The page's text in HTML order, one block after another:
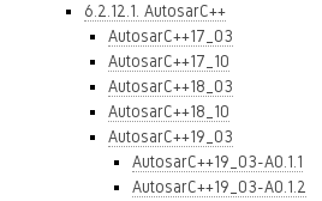
6.2.12.1. AutosarC++
AutosarC++17_03
AutosarC++17_10
AutosarC++18_03
AutosarC++18_10
AutosarC++19_03
AutosarC++19_03-A0.1.1
AutosarC++19_03-A0.1.2